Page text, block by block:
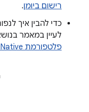
רישום ביומן.
לעיין במאמר
פלטפורמת Android Native